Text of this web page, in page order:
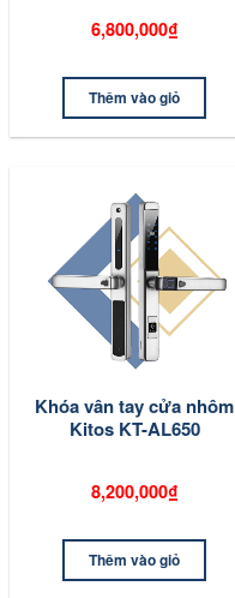
6,800,000₫
Thêm vào giỏ
Khóa vân tay cửa nhôm
Kitos KT-AL650
8,200,000₫
Thêm vào giỏ